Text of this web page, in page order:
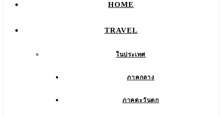
HOME
TRAVEL
ในประเทศ
ภาคกลาง
ภาคตะวันตก